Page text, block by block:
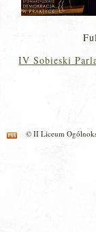
IV Sobieski
© II Liceum